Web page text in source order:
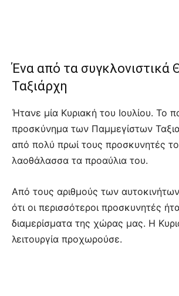
Ένα από τα συγκλονιστικά
Ταξιάρχη
Ήτανε μία Κυριακή του Ιουλίου. Το
προσκύνημα των Παμμεγίστων
από πολύ πρωί τους προσκυνητές
λαοθάλασσα τα προαύλια του.
Από τους αριθμούς των
ότι οι περισσότεροι προσκυνητές
διαμερίσματα της χώρας μας. Η
λειτουργία προχωρούσε.